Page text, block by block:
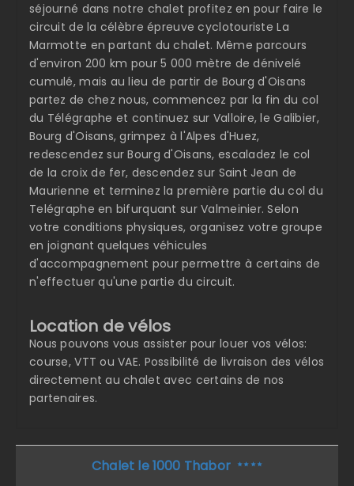
séjourné dans notre chalet profitez en pour faire le
circuit de la célèbre épreuve cyclotouriste La
Marmotte en partant du chalet. Même parcours
d'environ 200 km pour 5 000 mètre de dénivelé
cumulé, mais au lieu de partir de Bourg d'Oisans
partez de chez nous, commencez par la fin du col
du Télégraphe et continuez sur Valloire, le Galibier,
Bourg d'Oisans, grimpez à l'Alpes d'Huez,
redescendez sur Bourg d'Oisans, escaladez le col
de la croix de fer, descendez sur Saint Jean de
Maurienne et terminez la première partie du col du
Telégraphe en bifurquant sur Valmeinier. Selon
votre conditions physiques, organisez votre groupe
en joignant quelques véhicules
d'accompagnement pour permettre à certains de
n'effectuer qu'une partie du circuit.
Location de vélos
Nous pouvons vous assister pour louer vos vélos:
course, VTT ou VAE. Possibilité de livraison des vélos
directement au chalet avec certains de nos
partenaires.
Chalet le 1000 Thabor